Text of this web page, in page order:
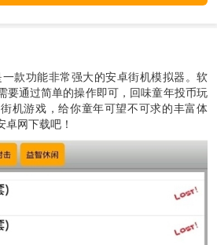
一款功能非常强大的安卓街机模拟器。软
要通过简单的操作即可，回味童年投币玩
机游戏，给你童年可望不可求的丰富体
网下载吧！